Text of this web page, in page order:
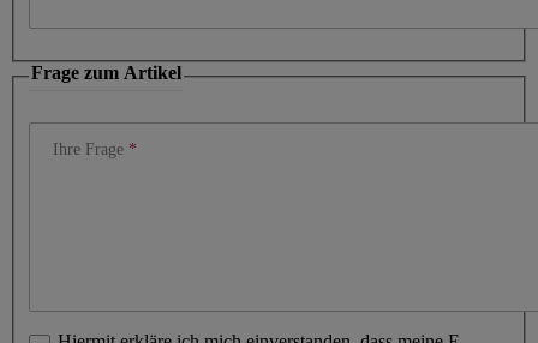
Frage zum Artikel
Ihre Frage